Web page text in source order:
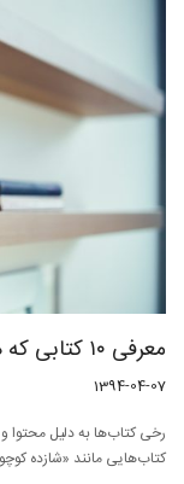
معرفی ۱۰ کتابی که هر کسی باید در زندگی بخواند
1394-04-07
رخی کتاب‌ها به دلیل محتوا
کتاب‌هایی مانند «شازده